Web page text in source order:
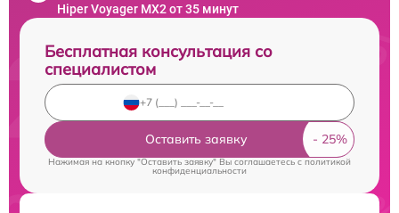
Hiper Voyager MX2 от 35 минут
Бесплатная консультация со
специалистом
Оставить заявку
Нажимая на кнопку "Оставить заявку" Вы соглашаетесь cполитикой
конфиденциальности